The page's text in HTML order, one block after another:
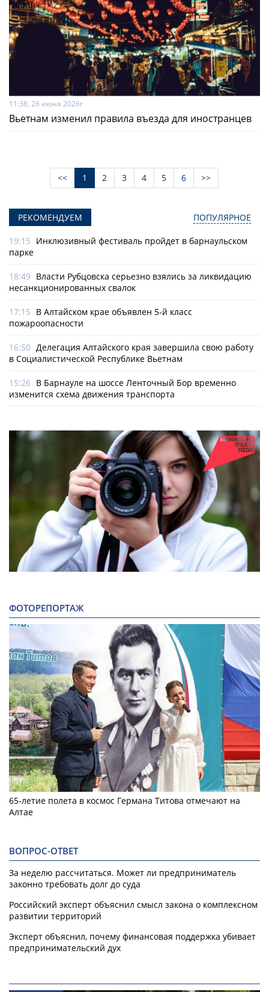
11:38, 26 июня 2026г
Вьетнам изменил правила въезда для иностранцев
<< 1 2 3 4 5 6 >>
РЕКОМЕНДУЕМ ПОПУЛЯРНОЕ
19:15 Инклюзивный фестиваль пройдет в барнаульском
парке
18:49 Власти Рубцовска серьезно взялись за ликвидацию
несанкционированных свалок
17:15 В Алтайском крае объявлен 5-й класс
пожароопасности
16:50 Делегация Алтайского края завершила свою работу
в Социалистической Республике Вьетнам
15:26 В Барнауле на шоссе Ленточный Бор временно
изменится схема движения транспорта
ФОТОРЕПОРТАЖ
65-летие полета в космос Германа Титова отмечают на
Алтае
ВОПРОС-ОТВЕТ
За неделю рассчитаться. Может ли предприниматель
законно требовать долг до суда
Российский эксперт объяснил смысл закона о комплексном
развитии территорий
Эксперт объяснил, почему финансовая поддержка убивает
предпринимательский дух